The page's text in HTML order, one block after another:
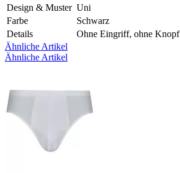
Design & Muster Uni
Farbe
Schwarz
Details
Ohne Eingriff, ohne Knopf
Ähnliche Artikel
Ähnliche Artikel